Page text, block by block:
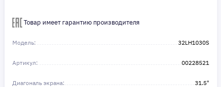
Получите то, что нужно, прямо сейчас. Ваше
удобство — наш приоритет! ✨
в этом!
Товар имеет гарантию производителя
Модель: 32LH1030S
Артикул: 00228521
Диагональ экрана: 31.5"